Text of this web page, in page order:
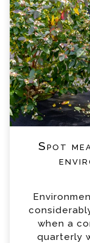
Spot
when a
quarterly